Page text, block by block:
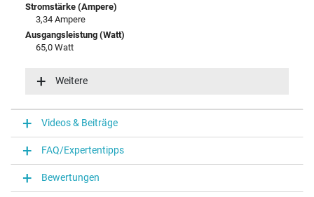
Stromstärke (Ampere)
3,34 Ampere
Ausgangsleistung (Watt)
65,0 Watt
100-240V / 50-60Hz
Funktions-LED
Funktions-LED im Stecker
Notebook Stecker
Steckertyp / -form
Weitere
Videos & Beiträge
FAQ/Expertentipps
Bewertungen